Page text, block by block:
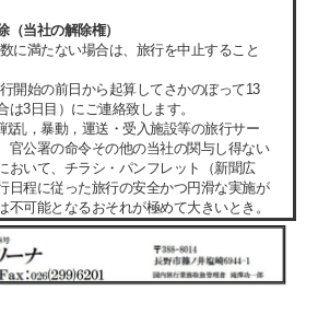
（当社の解除権）
に満たない場合は、旅行を中止すること
の前日から起算してさかのぼって13
は3日目）にご連絡致します。
乱，暴動，運送・受入施設等の旅行サー
官公署の命令その他の当社の関与し得ない
おいて、チラシ・パンフレット（新聞広
日程に従った旅行の安全かつ円滑な実施が
不可能となるおそれが極めて大きいとき。